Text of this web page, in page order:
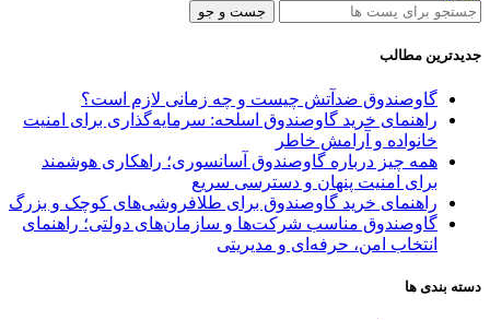
جست و جو
جدیدترین مطالب
گاوصندوق ضدآتش چیست و چه زمانی لازم است؟
راهنمای خرید گاوصندوق اسلحه: سرمایه‌گذاری برای امنیت
خانواده و آرامش خاطر
همه چیز درباره گاوصندوق آسانسوری؛ راهکاری هوشمند
برای امنیت پنهان و دسترسی سریع
راهنمای خرید گاوصندوق برای طلافروشی‌های کوچک و بزرگ
گاوصندوق مناسب شرکت‌ها و سازمان‌های دولتی؛ راهنمای
انتخاب امن، حرفه‌ای و مدیریتی
دسته بندی ها